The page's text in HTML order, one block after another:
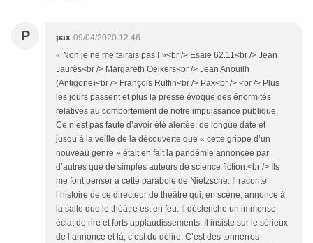
P pax 09/04/2020 12:46
« Non je ne me tairais pas ! »<br /> Esaïe 62.11<br /> Jean
Jaurès<br /> Margareth Oelkers<br /> Jean Anouilh
(Antigone)<br /> François Ruffin<br /> Pax<br /> <br /> Plus
les jours passent et plus la presse évoque des énormités
relatives au comportement de notre impuissance publique.
Ce n’est pas faute d’avoir été alertée, de longue date et
jusqu’à la veille de la découverte que « cette grippe d’un
nouveau genre » était en fait la pandémie annoncée par
d’autres que de simples auteurs de science fiction.<br /> Ils
me font penser à cette parabole de Nietzsche. Il raconte
l’histoire de ce directeur de théâtre qui, en scène, annonce à
la salle que le théâtre est en feu. Il déclenche un immense
éclat de rire et forts applaudissements. Il insiste sur le sérieux
de l’annonce et là, c’est du délire. C’est des tonnerres